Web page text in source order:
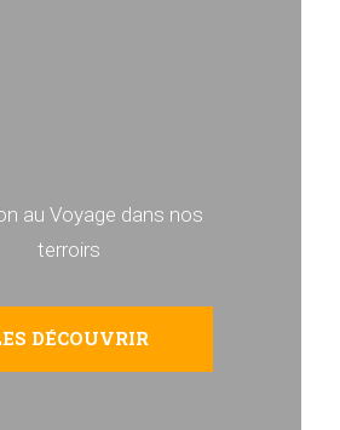
au Voyage dans nos
terroirs
DÉCOUVRIR